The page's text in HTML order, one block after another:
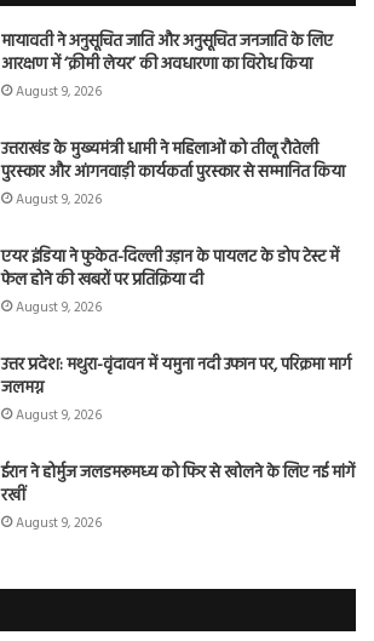
मायावती ने अनुसूचित जाति और अनुसूचित जनजाति के लिए
आरक्षण में ‘क्रीमी लेयर’ की अवधारणा का विरोध किया
August 9, 2026
उत्तराखंड के मुख्यमंत्री धामी ने महिलाओं को तीलू रौतेली
पुरस्कार और आंगनवाड़ी कार्यकर्ता पुरस्कार से सम्मानित किया
August 9, 2026
एयर इंडिया ने फुकेत-दिल्ली उड़ान के पायलट के डोप टेस्ट में
फेल होने की खबरों पर प्रतिक्रिया दी
August 9, 2026
उत्तर प्रदेश: मथुरा-वृंदावन में यमुना नदी उफान पर, परिक्रमा मार्ग
जलमग्न
August 9, 2026
ईरान ने होर्मुज जलडमरूमध्य को फिर से खोलने के लिए नई मांगें
रखीं
August 9, 2026